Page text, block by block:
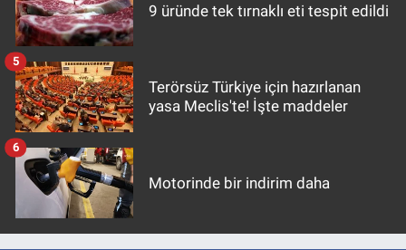
9 üründe tek tırnaklı eti tespit edildi
Terörsüz Türkiye için hazırlanan
yasa Meclis'te! İşte maddeler
5
Motorinde bir indirim daha
6